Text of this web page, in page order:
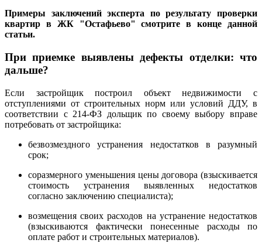
Примеры заключений эксперта по результату проверки
квартир в ЖК "Остафьево" смотрите в конце данной
статьи.
При приемке выявлены дефекты отделки: что
дальше?
Если застройщик построил объект недвижимости с
отступлениями от строительных норм или условий ДДУ, в
соответствии с 214-ФЗ дольщик по своему выбору вправе
потребовать от застройщика:
безвозмездного устранения недостатков в разумный
срок;
соразмерного уменьшения цены договора (взыскивается
стоимость устранения выявленных недостатков
согласно заключению специалиста);
возмещения своих расходов на устранение недостатков
(взыскиваются фактически понесенные расходы по
оплате работ и строительных материалов).